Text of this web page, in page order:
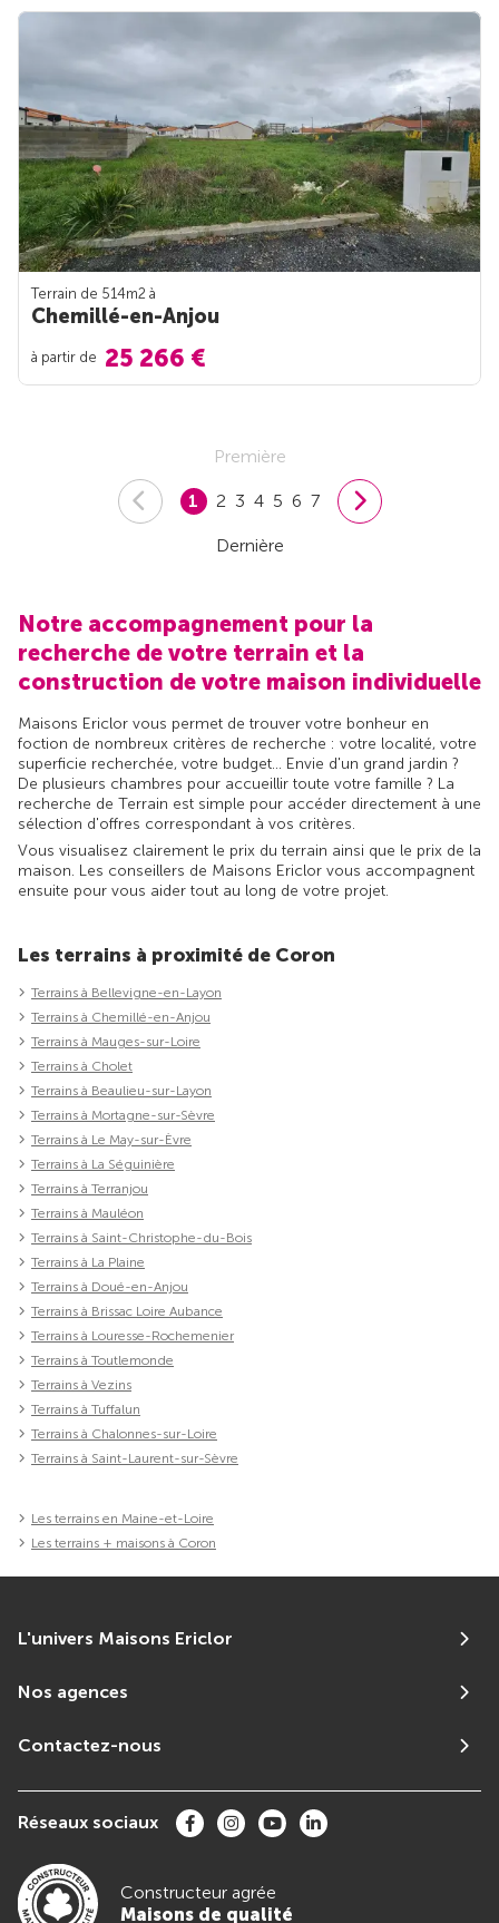
Terrain de 514m2 à
Chemillé-en-Anjou
à partir de 25 266 €
Première
1 2 3 4 5 6 7
Dernière
Notre accompagnement pour la
recherche de votre terrain et la
construction de votre maison individuelle
Maisons Ericlor vous permet de trouver votre bonheur en
foction de nombreux critères de recherche : votre localité, votre
superficie recherchée, votre budget... Envie d'un grand jardin ?
De plusieurs chambres pour accueillir toute votre famille ? La
recherche de Terrain est simple pour accéder directement à une
sélection d'offres correspondant à vos critères.
Vous visualisez clairement le prix du terrain ainsi que le prix de la
maison. Les conseillers de Maisons Ericlor vous accompagnent
ensuite pour vous aider tout au long de votre projet.
Les terrains à proximité de Coron
Terrains à Bellevigne-en-Layon
Terrains à Chemillé-en-Anjou
Terrains à Mauges-sur-Loire
Terrains à Cholet
Terrains à Beaulieu-sur-Layon
Terrains à Mortagne-sur-Sèvre
Terrains à Le May-sur-Èvre
Terrains à La Séguinière
Terrains à Terranjou
Terrains à Mauléon
Terrains à Saint-Christophe-du-Bois
Terrains à La Plaine
Terrains à Doué-en-Anjou
Terrains à Brissac Loire Aubance
Terrains à Louresse-Rochemenier
Terrains à Toutlemonde
Terrains à Vezins
Terrains à Tuffalun
Terrains à Chalonnes-sur-Loire
Terrains à Saint-Laurent-sur-Sèvre
Les terrains en Maine-et-Loire
Les terrains + maisons à Coron
L'univers Maisons Ericlor
Nos agences
Contactez-nous
Réseaux sociaux
Constructeur agrée
Maisons de qualité